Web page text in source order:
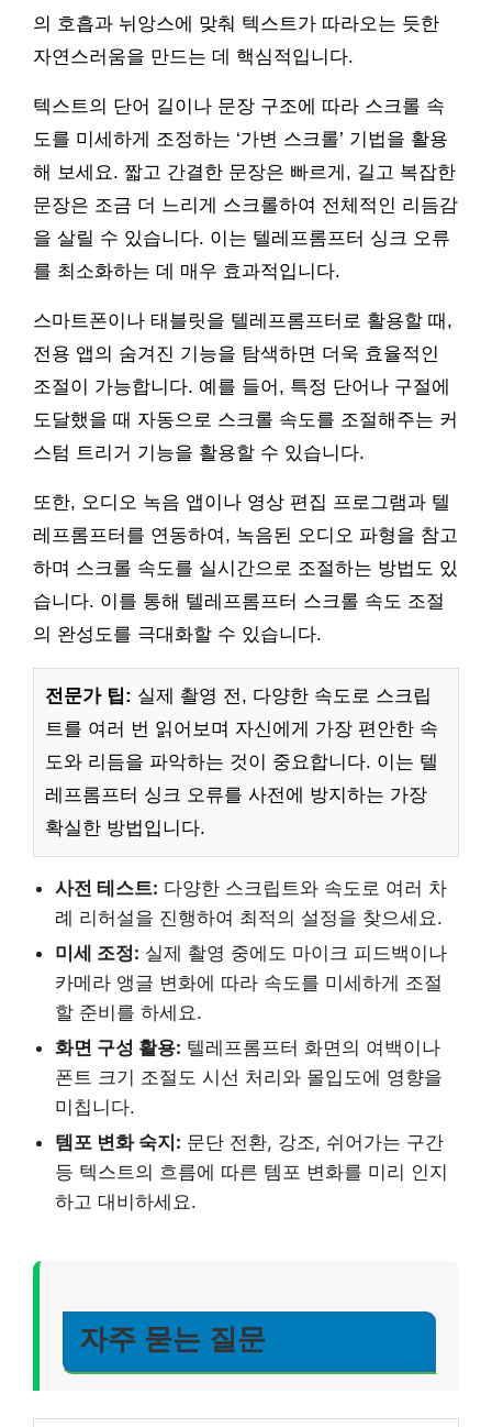
의 호흡과 뉘앙스에 맞춰 텍스트가 따라오는 듯한
자연스러움을 만드는 데 핵심적입니다.
텍스트의 단어 길이나 문장 구조에 따라 스크롤 속
도를 미세하게 조정하는 ‘가변 스크롤’ 기법을 활용
해 보세요. 짧고 간결한 문장은 빠르게, 길고 복잡한
문장은 조금 더 느리게 스크롤하여 전체적인 리듬감
을 살릴 수 있습니다. 이는 텔레프롬프터 싱크 오류
를 최소화하는 데 매우 효과적입니다.
스마트폰이나 태블릿을 텔레프롬프터로 활용할 때,
전용 앱의 숨겨진 기능을 탐색하면 더욱 효율적인
조절이 가능합니다. 예를 들어, 특정 단어나 구절에
도달했을 때 자동으로 스크롤 속도를 조절해주는 커
스텀 트리거 기능을 활용할 수 있습니다.
또한, 오디오 녹음 앱이나 영상 편집 프로그램과 텔
레프롬프터를 연동하여, 녹음된 오디오 파형을 참고
하며 스크롤 속도를 실시간으로 조절하는 방법도 있
습니다. 이를 통해 텔레프롬프터 스크롤 속도 조절
의 완성도를 극대화할 수 있습니다.
전문가 팁: 실제 촬영 전, 다양한 속도로 스크립
트를 여러 번 읽어보며 자신에게 가장 편안한 속
도와 리듬을 파악하는 것이 중요합니다. 이는 텔
레프롬프터 싱크 오류를 사전에 방지하는 가장
확실한 방법입니다.
사전 테스트: 다양한 스크립트와 속도로 여러 차
례 리허설을 진행하여 최적의 설정을 찾으세요.
미세 조정: 실제 촬영 중에도 마이크 피드백이나
카메라 앵글 변화에 따라 속도를 미세하게 조절
할 준비를 하세요.
화면 구성 활용: 텔레프롬프터 화면의 여백이나
폰트 크기 조절도 시선 처리와 몰입도에 영향을
미칩니다.
템포 변화 숙지: 문단 전환, 강조, 쉬어가는 구간
등 텍스트의 흐름에 따른 템포 변화를 미리 인지
하고 대비하세요.
자주 묻는 질문